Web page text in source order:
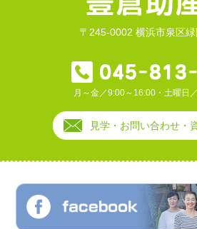
〒245-0002 横浜市泉区
月～金／9:00～16:00・土曜日
見学・お問い合わせ・